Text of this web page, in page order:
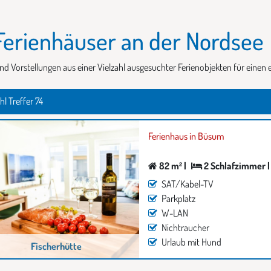
an der Nordsee
Vorstellungen aus einer Vielzahl ausgesuchter Ferienobjekten für
Treffer 74
Fischerhütte
Ferienhaus in Büsum
82 m² |
2 Schlafzimmer |
SAT/Kabel-TV
Parkplatz
W-LAN
Nichtraucher
Urlaub mit Hund